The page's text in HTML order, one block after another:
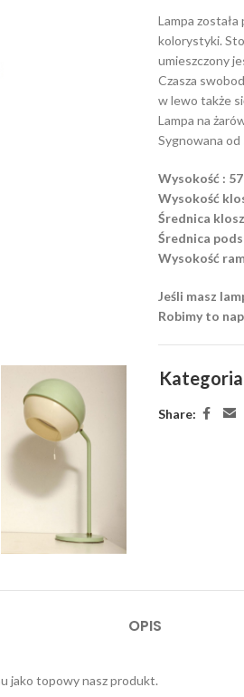
Lampa
kolorystyki.
umieszczony
Czasza
w lewo także
Lampa na
Sygnowana od
Wysokość :
Wysokość
Średnica
Średnica
Wysokość
Jeśli masz
Robimy to
Share:
OPIS
jako topowy nasz produkt.